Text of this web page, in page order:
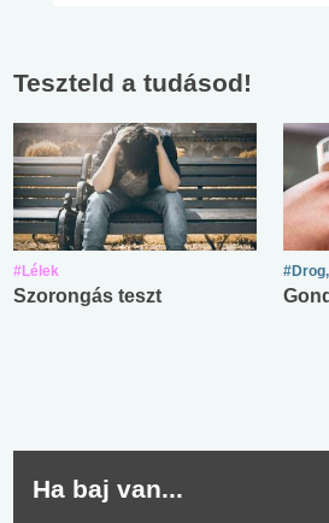
Teszteld a tudásod!
#Lélek
Szorongás teszt
Ha baj van...